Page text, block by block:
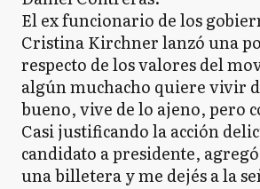
El ex funcionario de los
Cristina Kirchner lanzó una
respecto de los valores del
algún muchacho quiere vivir
bueno, vive de lo ajeno, pero
Casi justificando la acción
candidato a presidente,
una billetera y me dejés a la